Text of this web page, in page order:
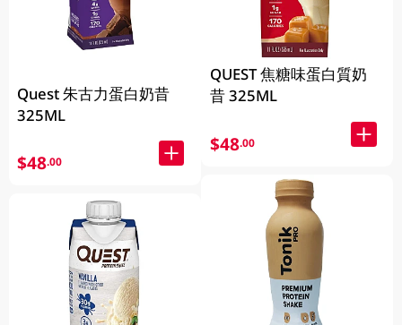
Quest 朱古力蛋白奶昔
325ML
$48.00
QUEST 焦糖味蛋白質奶
昔 325ML
$48.00